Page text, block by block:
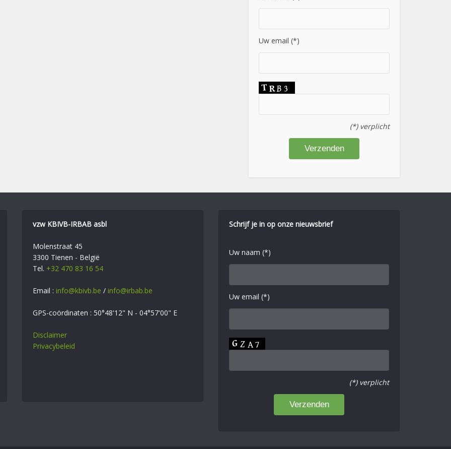
Uw email (*)
(*) verplicht
vzw KBIVB-IRBAB asbl
Molenstraat 45
3300 Tienen - België
Tel. +32 470 83 16 54
Email : info@kbivb.be / info@irbab.be
GPS-coördinaten : 50°48'12" N - 04°57'00" E
Disclaimer
Privacybeleid
Schrijf je in op onze nieuwsbrief
Uw naam (*)
Uw email (*)
(*) verplicht